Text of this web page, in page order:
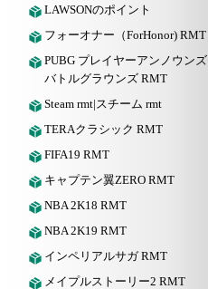
LAWSONのポイント
フォーオナー（ForHonor) RMT
PUBG プレイヤーアンノウンズ
バトルグラウンズ RMT
Steam rmt|スチーム rmt
TERAクラシック RMT
FIFA19 RMT
キャプテン翼ZERO RMT
NBA 2K18 RMT
NBA 2K19 RMT
インペリアルサガ RMT
メイプルストーリー2 RMT